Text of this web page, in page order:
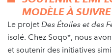
MODÈLE À SUIVRE
Le projet Des Étoiles et des
isolé. Chez Soqo*, nous
et soutenir des initiatives